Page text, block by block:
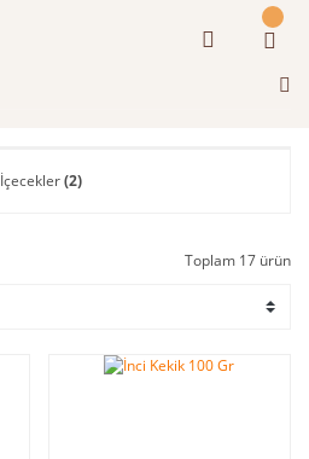
İçecekler(2)
Toplam 17 ürün